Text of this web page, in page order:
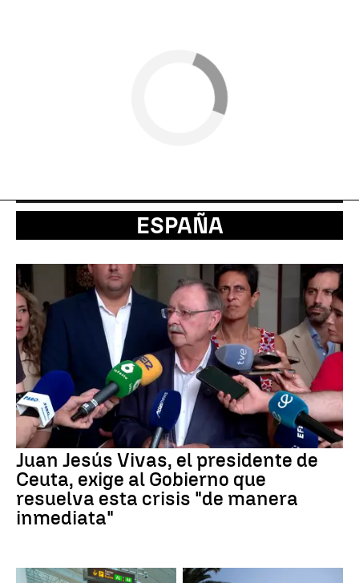
ESPAÑA
Juan Jesús Vivas, el presidente de
Ceuta, exige al Gobierno que
resuelva esta crisis "de manera
inmediata"